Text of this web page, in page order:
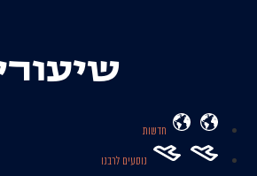
חדשות
נוסעים לרבנו